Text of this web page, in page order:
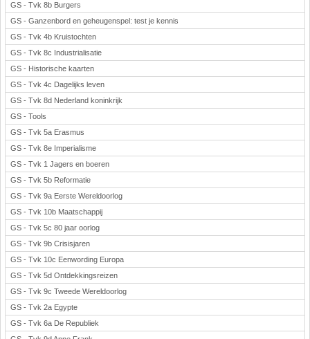
GS - Tvk 8b Burgers
GS - Ganzenbord en geheugenspel: test je kennis
GS - Tvk 4b Kruistochten
GS - Tvk 8c Industrialisatie
GS - Historische kaarten
GS - Tvk 4c Dagelijks leven
GS - Tvk 8d Nederland koninkrijk
GS - Tools
GS - Tvk 5a Erasmus
GS - Tvk 8e Imperialisme
GS - Tvk 1 Jagers en boeren
GS - Tvk 5b Reformatie
GS - Tvk 9a Eerste Wereldoorlog
GS - Tvk 10b Maatschappij
GS - Tvk 5c 80 jaar oorlog
GS - Tvk 9b Crisisjaren
GS - Tvk 10c Eenwording Europa
GS - Tvk 5d Ontdekkingsreizen
GS - Tvk 9c Tweede Wereldoorlog
GS - Tvk 2a Egypte
GS - Tvk 6a De Republiek